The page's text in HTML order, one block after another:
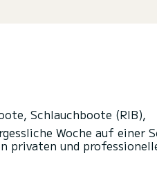
Schlauchboote (RIB),
Woche auf einer
privaten und